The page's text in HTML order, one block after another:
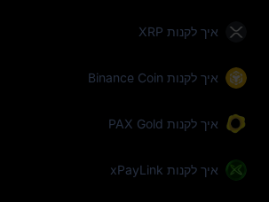
איך לקנות XRP
איך לקנות Binance Coin
איך לקנות PAX Gold
איך לקנות xPayLink